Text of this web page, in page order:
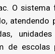
O
de